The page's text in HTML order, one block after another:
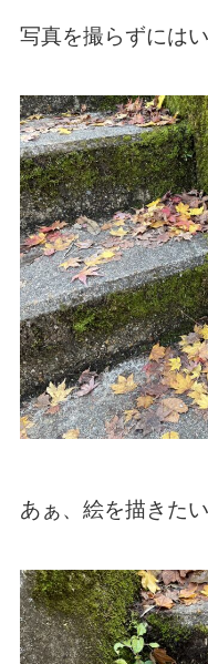
写真を撮らずには
あぁ、絵を描きたい